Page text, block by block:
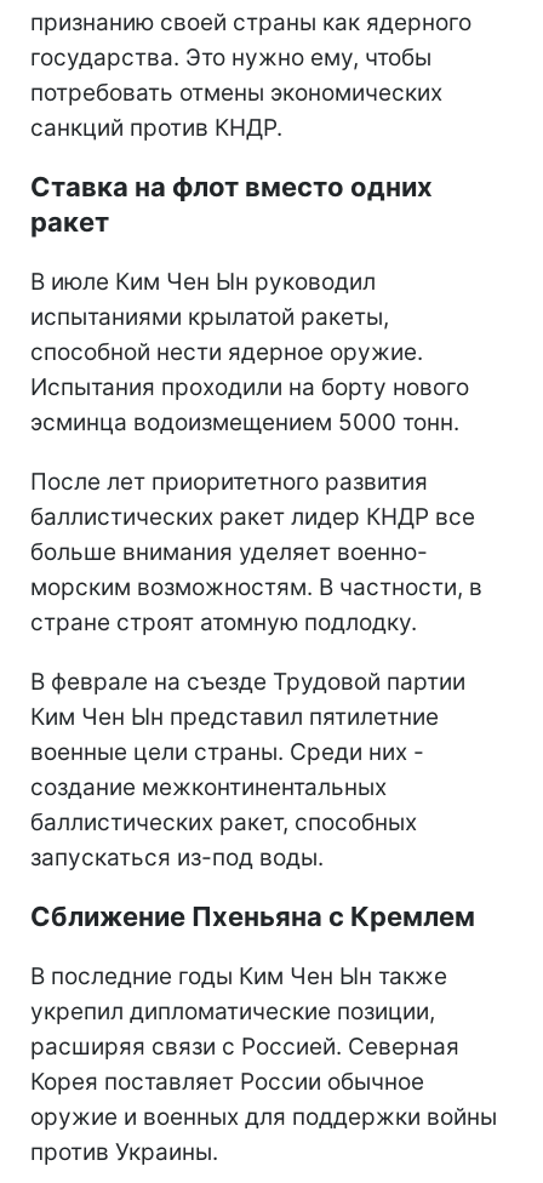
признанию своей страны как ядерного
государства. Это нужно ему, чтобы
потребовать отмены экономических
санкций против КНДР.
Ставка на флот вместо одних
ракет
В июле Ким Чен Ын руководил
испытаниями крылатой ракеты,
способной нести ядерное оружие.
Испытания проходили на борту нового
эсминца водоизмещением 5000 тонн.
После лет приоритетного развития
баллистических ракет лидер КНДР все
больше внимания уделяет военно-
морским возможностям. В частности, в
стране строят атомную подлодку.
В феврале на съезде Трудовой партии
Ким Чен Ын представил пятилетние
военные цели страны. Среди них -
создание межконтинентальных
баллистических ракет, способных
запускаться из-под воды.
Сближение Пхеньяна с Кремлем
В последние годы Ким Чен Ын также
укрепил дипломатические позиции,
расширяя связи с Россией. Северная
Корея поставляет России обычное
оружие и военных для поддержки войны
против Украины.